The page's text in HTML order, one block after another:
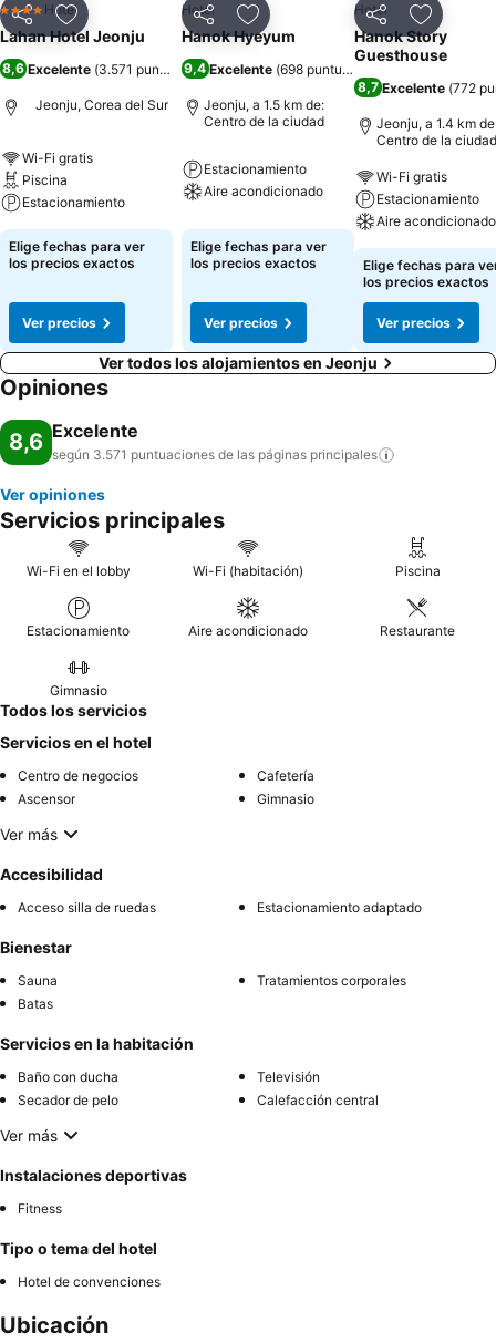
CompartirAgregar a favoritos
4 EstrellasHotel
Lahan Hotel Jeonju
8,6 Excelente (3.571 puntuaciones)
Jeonju, Corea del Sur
Wi-Fi gratis
Piscina
Estacionamiento
Elige fechas para ver
los precios exactos
Ver precios
CompartirAgregar a favoritos
Hotel
Hanok Hyeyum
9,4 Excelente (698 puntuaciones
Jeonju, a 1.5 km de:
Centro de la ciudad
Estacionamiento
Aire acondicionado
Elige fechas para ver
los precios exactos
Ver precios
CompartirAgregar
Hotel
Hanok Story
Guesthouse
8,7 Excelente (772
Jeonju, a 1.4 km
Centro de la ciudad
Wi-Fi gratis
Estacionamiento
Aire acondicionado
Elige fechas para
los precios exactos
Ver precios
Ver todos los alojamientos en Jeonju
Opiniones
8,6 Excelente
según 3.571 puntuaciones de las páginas principales
Ver opiniones
Servicios principales
Wi-Fi en el lobby Wi-Fi (habitación) Piscina
Estacionamiento Aire acondicionado Restaurante
Gimnasio
Todos los servicios
Servicios en el hotel
Centro de negocios
Cafetería
Ascensor
Gimnasio
Ver más
Accesibilidad
Acceso silla de ruedas Estacionamiento adaptado
Bienestar
Sauna
Tratamientos corporales
Batas
Servicios en la habitación
Baño con ducha
Televisión
Secador de pelo
Calefacción central
Ver más
Instalaciones deportivas
Fitness
Tipo o tema del hotel
Hotel de convenciones
Ubicación